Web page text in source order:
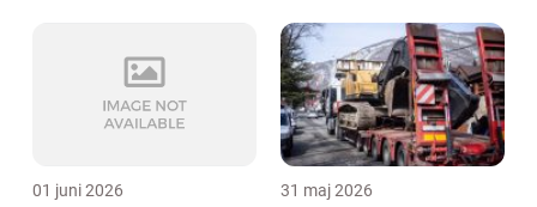
01 juni 2026 31 maj 2026